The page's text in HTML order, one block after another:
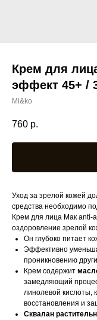
Крем для
эффект 45+ /
Mi&ko
760 р.
Уход за зрелой кожей
средства необходимо
Крем для лица Мак anti-
оздоровление зрелой
Он глубоко питает
Эффективно
проникновению
Крем содержит
замедляющий
линолевой кислоты,
восстановления и
Сквалан